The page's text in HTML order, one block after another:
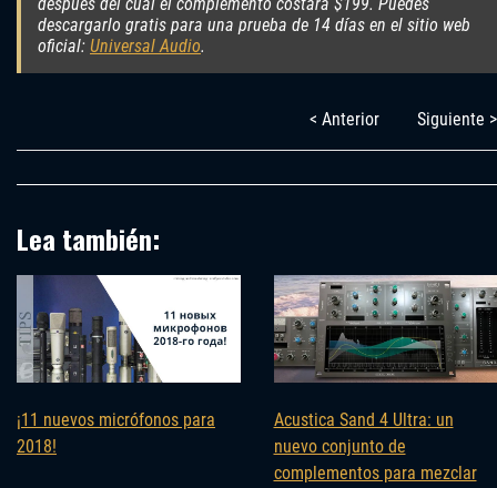
después del cual el complemento costará $199. Puedes
descargarlo gratis para una prueba de 14 días en el sitio web
oficial: Universal Audio.
< Anterior Siguiente >
Lea también:
¡11 nuevos micrófonos para
2018!
Acustica Sand 4 Ultra: un
nuevo conjunto de
complementos para mezclar